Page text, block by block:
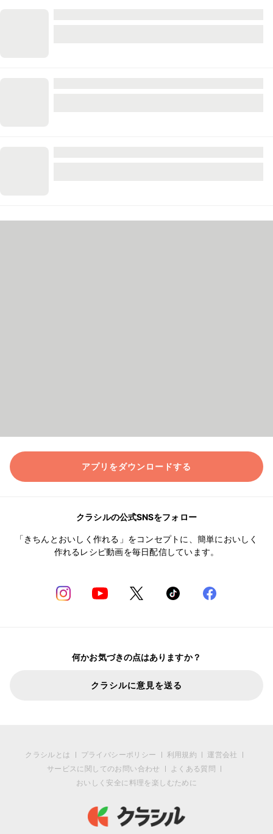
アプリをダウンロードする
クラシルの公式SNSをフォロー
「きちんとおいしく作れる」をコンセプトに、簡単においしく
作れるレシピ動画を毎日配信しています。
何かお気づきの点はありますか？
クラシルに意見を送る
クラシルとは プライバシーポリシー 利用規約
運営会社
サービスに関してのお問い合わせ
よくある質問
おいしく安全に料理を楽しむために